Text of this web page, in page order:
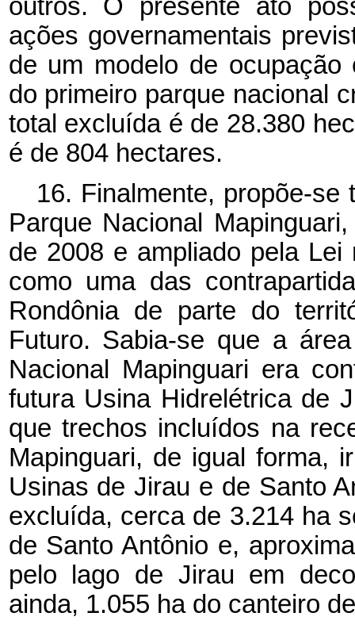
outros. O presente ato
ações governamentais
de um modelo de
do primeiro parque nacional
total excluída é de 28.380
é de 804 hectares.
16. Finalmente, propõe-
Parque Nacional
de 2008 e ampliado pela
como uma das
Rondônia de parte do
Futuro. Sabia-se que a
Nacional Mapinguari era
futura Usina Hidrelétrica de
que trechos incluídos na
Mapinguari, de igual forma,
Usinas de Jirau e de Santo
excluída, cerca de 3.214 ha
de Santo Antônio e,
pelo lago de Jirau em
ainda, 1.055 ha do canteiro